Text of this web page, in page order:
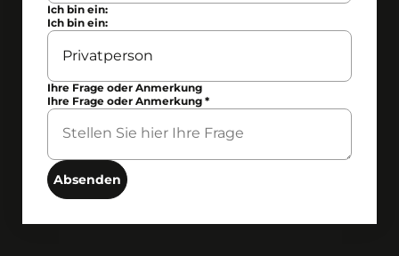
Ich bin ein:
Ich bin ein:
Ihre Frage oder Anmerkung
Ihre Frage oder Anmerkung*
Absenden